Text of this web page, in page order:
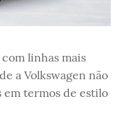
linhas mais
a Volkswagen não
termos de estilo